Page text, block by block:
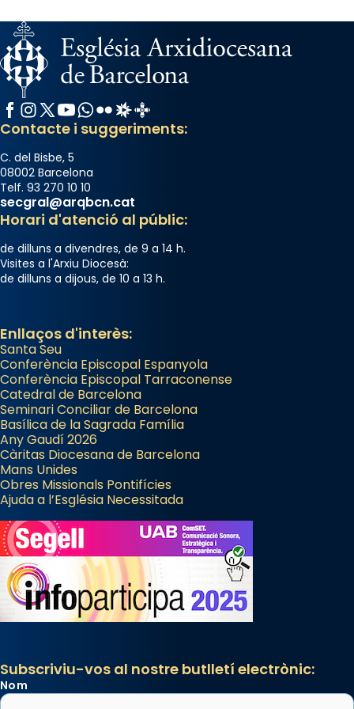
Facebook
Instagram
X / Twitter
YouTube
WhatsApp
FlickrRadio Estel
Catalunya Cristiana
Contacte i suggeriments:
C. del Bisbe, 5
08002 Barcelona
Telf. 93 270 10 10
secgral@arqbcn.cat
Horari d'atenció al públic:
de dilluns a divendres, de 9 a 14 h.
Visites a l'Arxiu Diocesà:
de dilluns a dijous, de 10 a 13 h.
Enllaços d'interès:
Santa Seu
Conferència Episcopal Espanyola
Conferència Episcopal Tarraconense
Catedral de Barcelona
Seminari Conciliar de Barcelona
Basílica de la Sagrada Família
Any Gaudí 2026
Càritas Diocesana de Barcelona
Mans Unides
Obres Missionals Pontifícies
Ajuda a l’Església Necessitada
Subscriviu-vos al nostre butlletí electrònic:
Nom